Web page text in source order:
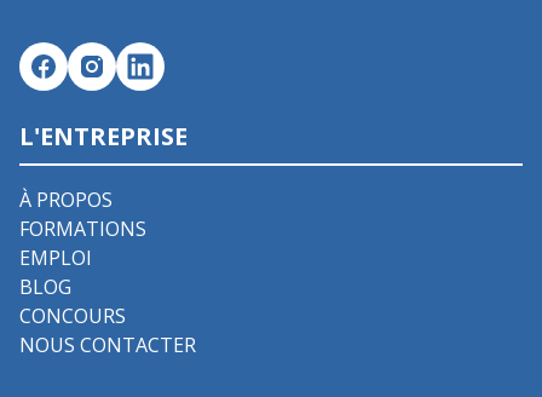
L'ENTREPRISE
À PROPOS
FORMATIONS
EMPLOI
BLOG
CONCOURS
NOUS CONTACTER